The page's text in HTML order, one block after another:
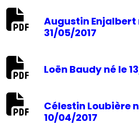
Augustin Enjalbert
31/05/2017
Loën Baudy né le
Célestin Loubière
10/04/2017